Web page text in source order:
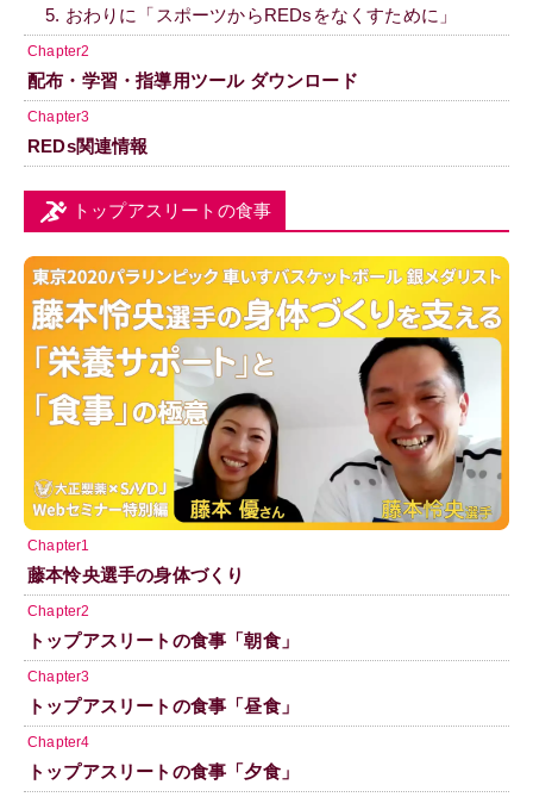
5. おわりに「スポーツからREDsをなくすために」
Chapter2
配布・学習・指導用ツール ダウンロード
Chapter3
REDs関連情報
トップアスリートの食事
Chapter1
藤本怜央選手の身体づくり
Chapter2
トップアスリートの食事「朝食」
Chapter3
トップアスリートの食事「昼食」
Chapter4
トップアスリートの食事「夕食」